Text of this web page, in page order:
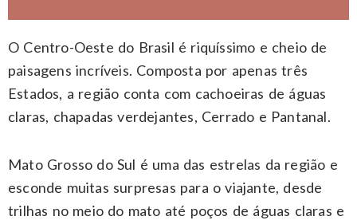
O Centro-Oeste do Brasil é riquíssimo e cheio de
paisagens incríveis. Composta por apenas três
Estados, a região conta com cachoeiras de águas
claras, chapadas verdejantes, Cerrado e Pantanal.
Mato Grosso do Sul é uma das estrelas da região e
esconde muitas surpresas para o viajante, desde
trilhas no meio do mato até poços de águas claras e